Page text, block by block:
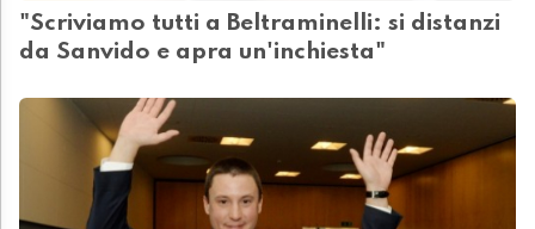
"Scriviamo tutti a Beltraminelli: si distanzi
da Sanvido e apra un'inchiesta"